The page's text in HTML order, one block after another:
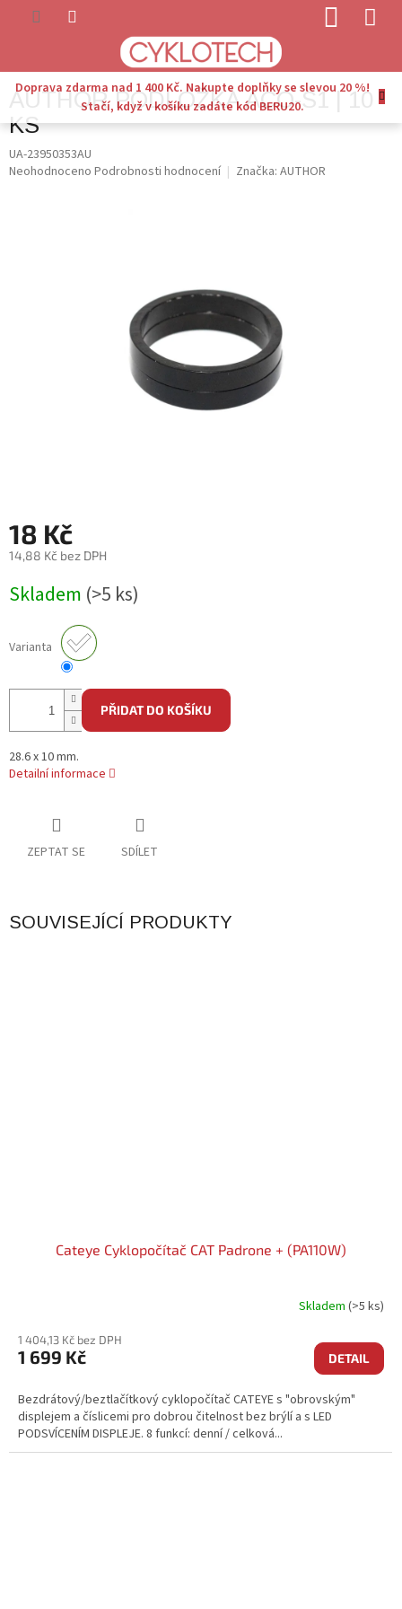
Doprava zdarma nad 1 400 Kč. Nakupte doplňky se slevou 20 %!
Stačí, když v košíku zadáte kód BERU20.
AUTHOR PODLOŽKA ACO-S1 | 10
KS
UA-23950353AU
Průměrné
Neohodnoceno Podrobnosti hodnocení Značka: AUTHOR
18 Kč
14,88 Kč bez DPH
cena:
Skladem (>5 ks)
Varianta
PŘIDAT DO KOŠÍKU
28.6 x 10 mm.
Detailní informace
ZEPTAT SE SDÍLET
SOUVISEJÍCÍ PRODUKTY
Cateye Cyklopočítač CAT Padrone + (PA110W)
Skladem (>5 ks)
1 404,13 Kč bez DPH
1 699 Kč DETAIL
Bezdrátový/beztlačítkový cyklopočítač CATEYE s "obrovským"
displejem a číslicemi pro dobrou čitelnost bez brýlí a s LED
PODSVÍCENÍM DISPLEJE. 8 funkcí: denní / celková...